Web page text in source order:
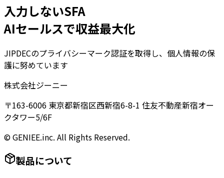
入力しないSFA
AIセールスで収益最大化
JIPDECのプライバシーマーク認証を取得し、個人情報の保
護に努めています
株式会社ジーニー
〒163-6006 東京都新宿区西新宿6-8-1 住友不動産新宿オー
クタワー5/6F
© GENIEE.inc. All Rights Reserved.
製品について